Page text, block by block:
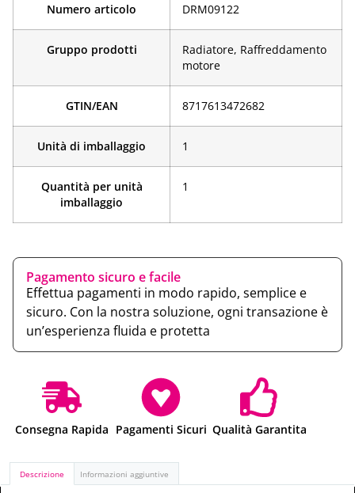
Numero articolo DRM09122
Gruppo prodotti
Radiatore, Raffreddamento
motore
GTIN/EAN ­8717613472682
Unità di imballaggio 1
Quantità per unità
imballaggio
1
Pagamento sicuro e facile
Effettua pagamenti in modo rapido, semplice e
sicuro. Con la nostra soluzione, ogni transazione è
un’esperienza fluida e protetta
Consegna Rapida Pagamenti Sicuri Qualità Garantita
Descrizione Informazioni aggiuntive